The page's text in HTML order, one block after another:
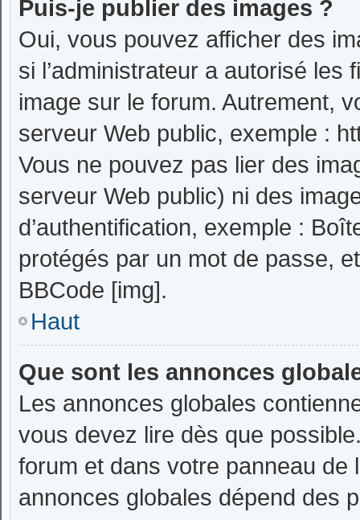
Puis-je publier des images ?
Oui, vous pouvez afficher des
si l’administrateur a autorisé
image sur le forum. Autrement,
serveur Web public, exemple :
Vous ne pouvez pas lier des
serveur Web public) ni des
d’authentification, exemple :
protégés par un mot de passe,
BBCode [img].
Haut
Que sont les annonces
Les annonces globales
vous devez lire dès que
forum et dans votre panneau de
annonces globales dépend des